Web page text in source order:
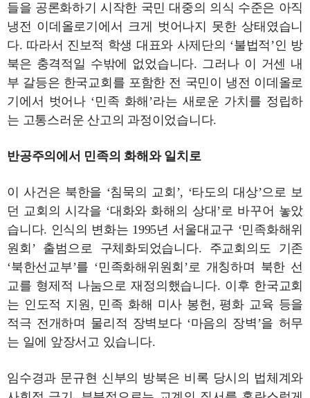
들을 공론화하기 시작한 국민 대중의 의식 수준은 아직
냉전 이데올로기에서 크게 벗어나지 못한 상태였습니
다. 따라서 진보적 학생 대표와 사제단의 ‘불법적’인 방
북은 충격적일 수밖에 없었습니다. 그러나 이 거센 내
부 갈등은 한국교회를 포함한 전 국민이 냉전 이데올로
기에서 벗어나 ‘민족 화해’라는 새로운 가치를 정립하
는 고통스러운 산고의 과정이었습니다.
반공주의에서 민족의 화해와 일치로
이 사건은 북한을 ‘침묵의 교회’, ‘타도의 대상’으로 보
던 교회의 시각을 ‘대화와 화해의 상대’로 바꾸어 놓았
습니다. 인식의 변화는 1995년 서울대교구 ‘민족화해위
원회’ 출범으로 구체화되었습니다. 주교회의도 기존
‘북한선교부’를 ‘민족화해위원회’로 개칭하며 북한 선
교를 형제적 나눔으로 재정의했습니다. 이후 한국교회
는 인도적 지원, 민족 화해 미사 봉헌, 평화 교육 등을
적극 전개하며 물리적 장벽보다 ‘마음의 장벽’을 허무
는 일에 앞장서고 있습니다.
임수경과 문규현 신부의 방북은 비록 당시의 법체계와